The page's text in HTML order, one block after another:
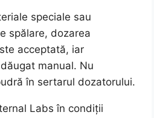
speciale sau
spălare, dozarea
acceptată, iar
manual. Nu
în sertarul dozatorului.
Labs în condiții